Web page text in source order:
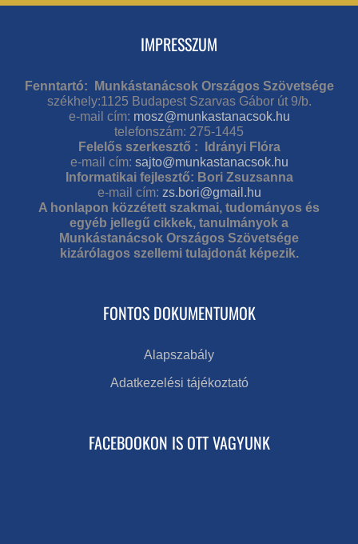
IMPRESSZUM
Fenntartó: Munkástanácsok Országos Szövetsége
székhely:1125 Budapest Szarvas Gábor út 9/b.
e-mail cím: mosz@munkastanacsok.hu
telefonszám: 275-1445
Felelős szerkesztő : Idrányi Flóra
e-mail cím: sajto@munkastanacsok.hu
Informatikai fejlesztő: Bori Zsuzsanna
e-mail cím: zs.bori@gmail.hu
A honlapon közzétett szakmai, tudományos és
egyéb jellegű cikkek, tanulmányok a
Munkástanácsok Országos Szövetsége
kizárólagos szellemi tulajdonát képezik.
FONTOS DOKUMENTUMOK
Alapszabály
Adatkezelési tájékoztató
FACEBOOKON IS OTT VAGYUNK